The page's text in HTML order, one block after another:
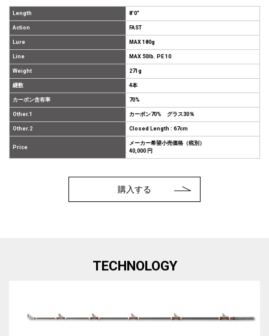
Length 8'0"
Action FAST
Lure MAX 180g
Line MAX 50lb. PE 10
Weight 271g
継数 4本
カーボン含有率 70%
Other.1 カーボン70% グラス30％
Other.2 Closed Length : 67cm
Price
メーカー希望小売価格（税別）
40,000 円
購入する
TECHNOLOGY